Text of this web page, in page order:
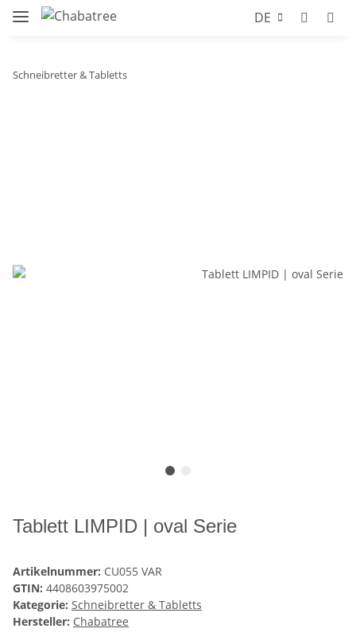
DE
Schneibretter & Tabletts
Tablett LIMPID | oval Serie
Artikelnummer: CU055 VAR
GTIN: 4408603975002
Kategorie: Schneibretter & Tabletts
Hersteller: Chabatree